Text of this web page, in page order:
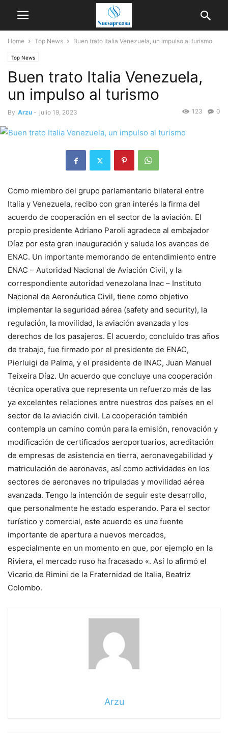
Home Top News Buen trato Italia Venezuela, un impulso al turismo
Top News
Buen trato Italia Venezuela,
un impulso al turismo
By Arzu - julio 19, 2023 0
123
Como miembro del grupo parlamentario bilateral entre
Italia y Venezuela, recibo con gran interés la firma del
acuerdo de cooperación en el sector de la aviación. El
propio presidente Adriano Paroli agradece al embajador
Díaz por esta gran inauguración y saluda los avances de
ENAC. Un importante memorando de entendimiento entre
ENAC – Autoridad Nacional de Aviación Civil, y la
correspondiente autoridad venezolana Inac – Instituto
Nacional de Aeronáutica Civil, tiene como objetivo
implementar la seguridad aérea (safety and security), la
regulación, la movilidad, la aviación avanzada y los
derechos de los pasajeros. El acuerdo, concluido tras años
de trabajo, fue firmado por el presidente de ENAC,
Pierluigi de Palma, y ​​el presidente de INAC, Juan Manuel
Teixeira Díaz. Un acuerdo que concluye una cooperación
técnica operativa que representa un refuerzo más de las
ya excelentes relaciones entre nuestros dos países en el
sector de la aviación civil. La cooperación también
contempla un camino común para la emisión, renovación y
modificación de certificados aeroportuarios, acreditación
de empresas de asistencia en tierra, aeronavegabilidad y
matriculación de aeronaves, así como actividades en los
sectores de aeronaves no tripuladas y movilidad aérea
avanzada. Tengo la intención de seguir este desarrollo,
que personalmente he estado esperando. Para el sector
turístico y comercial, este acuerdo es una fuente
importante de apertura a nuevos mercados,
especialmente en un momento en que, por ejemplo en la
Riviera, el mercado ruso ha fracasado «. Así lo afirmó el
Vicario de Rimini de la Fraternidad de Italia, Beatriz
Colombo.
Arzu